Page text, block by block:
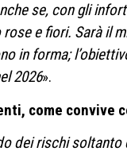
se, con gli
e fiori. Sarà il
in forma;
2026».
come convive
dei rischi soltanto